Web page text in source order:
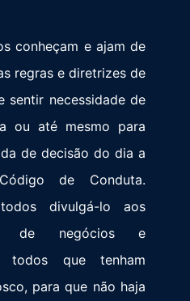
conheçam e ajam de
regras e diretrizes de
sentir necessidade de
ou até mesmo para
de decisão do dia a
de Conduta.
divulgá-lo aos
de negócios e
todos que tenham
para que não haja